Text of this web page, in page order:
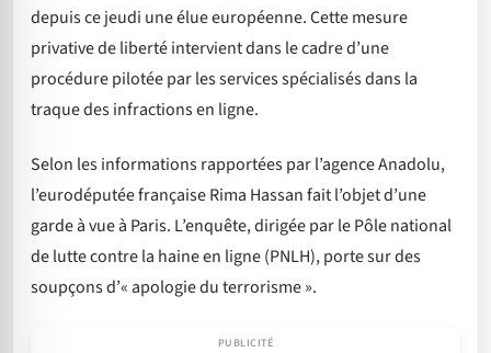
depuis ce jeudi une élue européenne. Cette mesure
privative de liberté intervient dans le cadre d’une
procédure pilotée par les services spécialisés dans la
traque des infractions en ligne.
Selon les informations rapportées par l’agence Anadolu,
l’eurodéputée française Rima Hassan fait l’objet d’une
garde à vue à Paris. L’enquête, dirigée par le Pôle national
de lutte contre la haine en ligne (PNLH), porte sur des
soupçons d’« apologie du terrorisme ».